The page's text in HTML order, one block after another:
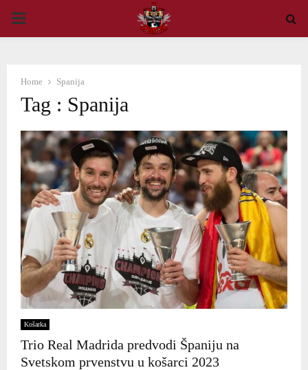
PRIMARY
Home Spanija
Tag : Spanija
Košarka
Trio Real Madrida predvodi Španiju na
Svetskom prvenstvu u košarci 2023